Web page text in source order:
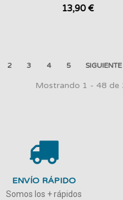
13,90 €
2 3 4 5 SIGUIENTE
Mostrando 1 - 48 de
ENVÍO RÁPIDO
Somos los + rápidos